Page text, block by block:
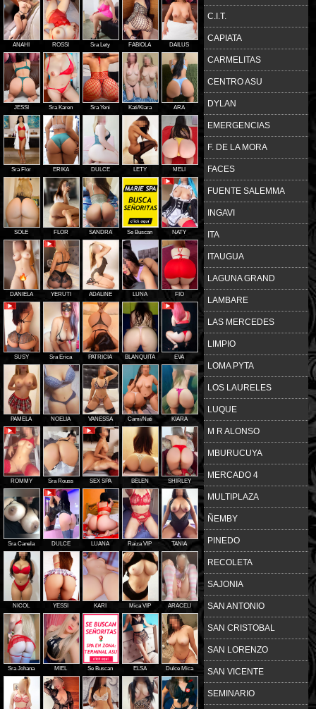
ANAHI ROSSI Sra Lety FABIOLA DAILUS
JESSI Sra Karen Sra Yeni Kati/Kiara ARA
Sra Flor ERIKA DULCE LETY MELI
SOLE FLOR SANDRA Se Buscan NATY
DANIELA YERUTI ADALINE LUNA FIO
SUSY Sra Erica PATRICIA BLANQUITA EVA
PAMELA NOELIA VANESSA Cami/Nati KIARA
ROMMY Sra Rouss SEX SPA BELEN SHIRLEY
Sra Canela DULCE LUANA Raiza VIP TANIA
NICOL YESSI KARI Mica VIP ARACELI
Sra Johana MIEL Se Buscan ELSA Dulce Mica
C.I.T.
CAPIATA
CARMELITAS
CENTRO ASU
DYLAN
EMERGENCIAS
F. DE LA MORA
FACES
FUENTE SALEMMA
INGAVI
ITA
ITAUGUA
LAGUNA GRAND
LAMBARE
LAS MERCEDES
LIMPIO
LOMA PYTA
LOS LAURELES
LUQUE
M R ALONSO
MBURUCUYA
MERCADO 4
MULTIPLAZA
ÑEMBY
PINEDO
RECOLETA
SAJONIA
SAN ANTONIO
SAN CRISTOBAL
SAN LORENZO
SAN VICENTE
SEMINARIO